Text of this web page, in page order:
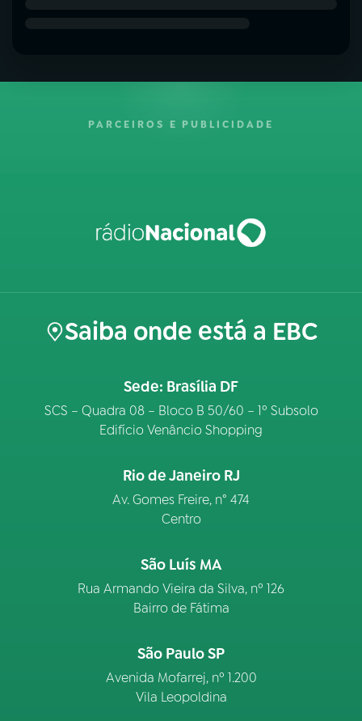
PARCEIROS E PUBLICIDADE
Saiba onde está a EBC
Sede: Brasília DF
SCS – Quadra 08 – Bloco B 50/60 – 1º Subsolo
Edifício Venâncio Shopping
Rio de Janeiro RJ
Av. Gomes Freire, n° 474
Centro
São Luís MA
Rua Armando Vieira da Silva, nº 126
Bairro de Fátima
São Paulo SP
Avenida Mofarrej, nº 1.200
Vila Leopoldina